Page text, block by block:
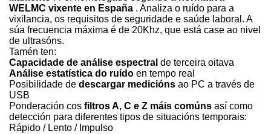
WELMC vixente en España . Analiza o ruído para a
vixilancia, os requisitos de seguridade e saúde laboral. A
súa frecuencia máxima é de 20Khz, que está case ao nivel
de ultrasóns.
Tamén ten:
Capacidade de análise espectral de terceira oitava
Análise estatística do ruído en tempo real
Posibilidade de descargar medicións ao PC a través de
USB
Ponderación cos filtros A, C e Z máis comúns así como
detección para diferentes tipos de situacións temporais:
Rápido / Lento / Impulso